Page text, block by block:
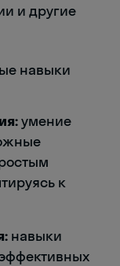
и другие
навыки
умение
к
навыки